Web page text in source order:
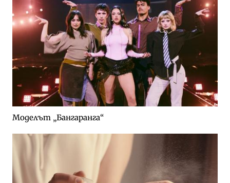
Моделът „Бангаранга“